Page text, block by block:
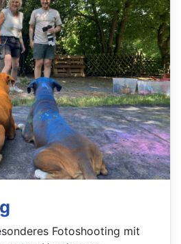
Fotoshooting mit